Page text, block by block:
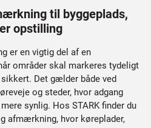
til byggeplads,
opstilling
er en vigtig del af en
områder skal markeres tydeligt
Det gælder både ved
og steder, hvor adgang
synlig. Hos STARK finder du
afmærkning, hvor køreplader,